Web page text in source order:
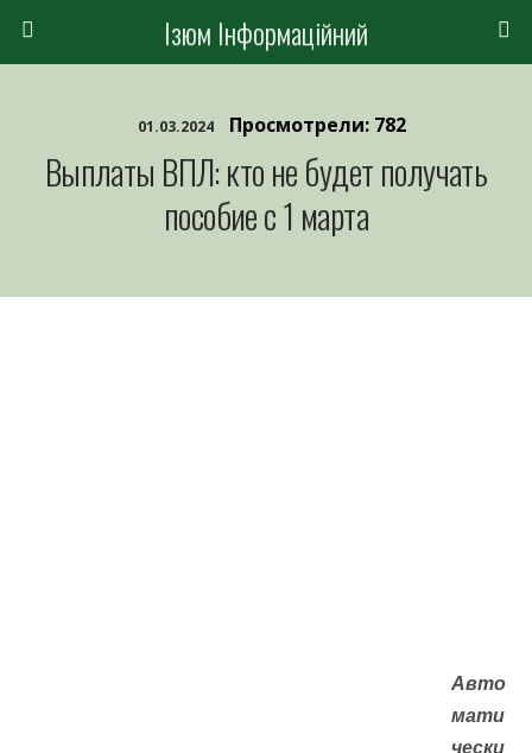
Ізюм Інформаційний
01.03.2024 Просмотрели: 782
Выплаты ВПЛ: кто не будет получать
пособие с 1 марта
Авто
мати
чески